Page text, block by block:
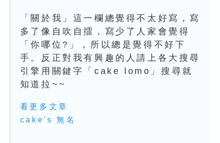
「關於我」這一欄總覺得不太好寫，寫
多了像自吹自擂，寫少了人家會覺得
「你哪位?」，所以總是覺得不好下
手。反正對我有興趣的人請上各大搜尋
引擎用關鍵字「cake lomo」搜尋就
知道拉~~
看更多文章
cake's 無名